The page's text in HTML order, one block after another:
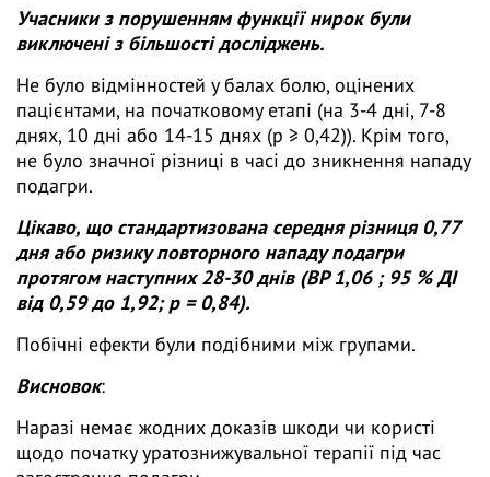
Учасники з порушенням функції нирок були
виключені з більшості досліджень.
Не було відмінностей у балах болю, оцінених
пацієнтами, на початковому етапі (на 3-4 дні, 7-8
днях, 10 дні або 14-15 днях (p ≥ 0,42)). Крім того,
не було значної різниці в часі до зникнення нападу
подагри.
Цікаво, що стандартизована середня різниця 0,77
дня або ризику повторного нападу подагри
протягом наступних 28-30 днів (ВР 1,06 ; 95 % ДІ
від 0,59 до 1,92; p = 0,84).
Побічні ефекти були подібними між групами.
Висновок:
Наразі немає жодних доказів шкоди чи користі
щодо початку уратознижувальної терапії під час